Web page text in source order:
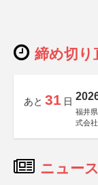
締め切り
あと 31 日
福井
式会社
ニュース